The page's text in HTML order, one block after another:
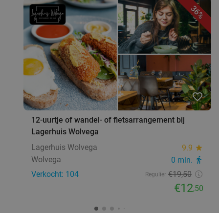
36%
favorite_border
12-uurtje of wandel- of fietsarrangement bij
Lagerhuis Wolvega
Lagerhuis Wolvega
9.9 star
Wolvega 0 min. directions_walk
Verkocht: 104 Regulier €19,50
€12,50